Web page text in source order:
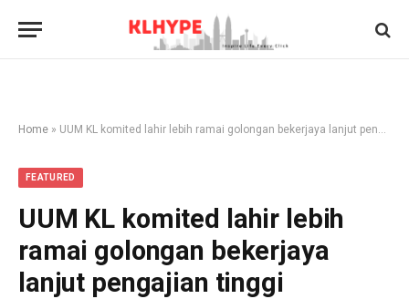
Home » UUM KL komited lahir lebih ramai golongan bekerjaya lanjut pengajian tinggi
FEATURED
UUM KL komited lahir lebih
ramai golongan bekerjaya
lanjut pengajian tinggi